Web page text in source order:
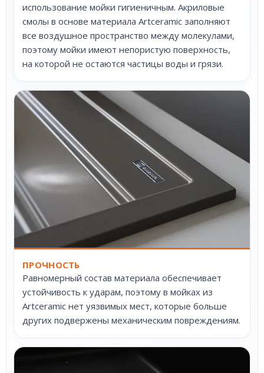
использование мойки гигиеничным. Акриловые
смолы в основе материала Artceramic заполняют
все воздушное пространство между молекулами,
поэтому мойки имеют непористую поверхность,
на которой не остаются частицы воды и грязи.
ПРОЧНОСТЬ
Равномерный состав материала обеспечивает
устойчивость к ударам, поэтому в мойках из
Artceramic нет уязвимых мест, которые больше
других подвержены механическим повреждениям.